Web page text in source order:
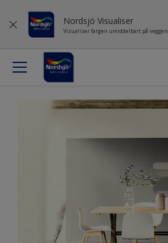
Nordsjö Visualiser
Visualiser fargen umiddelbart på veggen